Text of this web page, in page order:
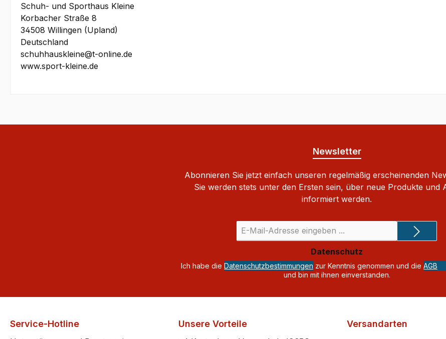
Schuh- und Sporthaus Kleine
Korbacher Straße 8
34508 Willingen (Upland)
Deutschland
schuhhauskleine@t-online.de
www.sport-kleine.de
Newsletter
Abonnieren Sie jetzt einfach unseren regelmäßig erscheinenden
Sie werden stets unter den Ersten sein, über neue Produkte und
informiert werden.
Mail-
Adresse
*
Datenschutz
Ich habe die Datenschutzbestimmungen zur Kenntnis genommen und die AGB
und bin mit ihnen einverstanden.
Service-Hotline Unsere Vorteile Versandarten